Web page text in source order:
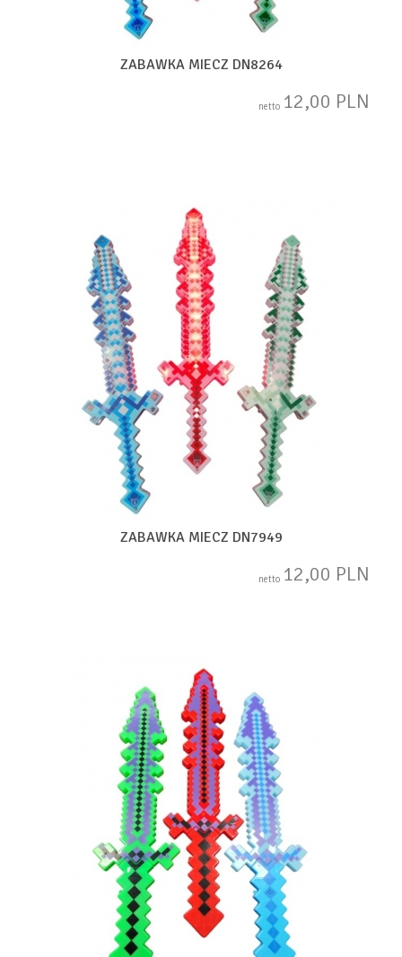
ZABAWKA MIECZ DN8264
netto 12,00 PLN
ZABAWKA MIECZ DN7949
netto 12,00 PLN